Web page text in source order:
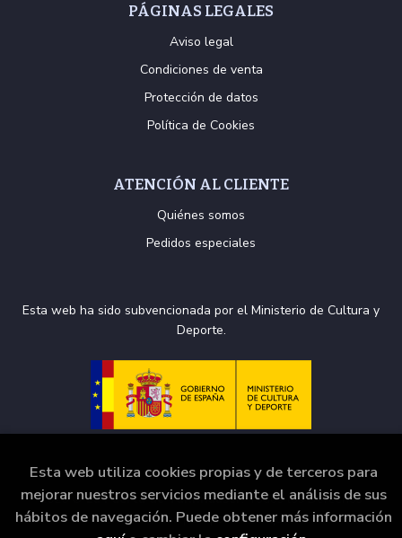
PÁGINAS LEGALES
Aviso legal
Condiciones de venta
Protección de datos
Política de Cookies
ATENCIÓN AL CLIENTE
Quiénes somos
Pedidos especiales
Esta web ha sido subvencionada por el Ministerio de Cultura y
Deporte.
2026 ©La Puerta de Tannhäuser. Todos los Derechos
Reservados |Grupo Trevenque
Esta web utiliza cookies propias y de terceros para
mejorar nuestros servicios mediante el análisis de sus
hábitos de navegación. Puede obtener más información